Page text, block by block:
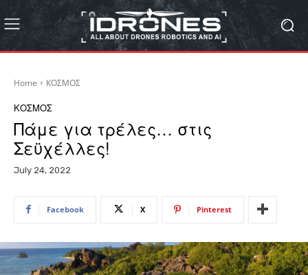
Home ΚΟΣΜΟΣ
ΚΟΣΜΟΣ
Πάμε για τρέλες… στις
Σεϋχέλλες!
July 24, 2022
Facebook X Pinterest